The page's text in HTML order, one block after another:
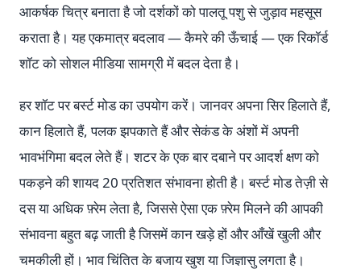
आकर्षक चित्र बनाता है जो दर्शकों को पालतू पशु से जुड़ाव महसूस
कराता है। यह एकमात्र बदलाव — कैमरे की ऊँचाई — एक रिकॉर्ड
शॉट को सोशल मीडिया सामग्री में बदल देता है।
हर शॉट पर बर्स्ट मोड का उपयोग करें। जानवर अपना सिर हिलाते हैं,
कान हिलाते हैं, पलक झपकाते हैं और सेकंड के अंशों में अपनी
भावभंगिमा बदल लेते हैं। शटर के एक बार दबाने पर आदर्श क्षण को
पकड़ने की शायद 20 प्रतिशत संभावना होती है। बर्स्ट मोड तेज़ी से
दस या अधिक फ़्रेम लेता है, जिससे ऐसा एक फ़्रेम मिलने की आपकी
संभावना बहुत बढ़ जाती है जिसमें कान खड़े हों और आँखें खुली और
चमकीली हों। भाव चिंतित के बजाय खुश या जिज्ञासु लगता है।